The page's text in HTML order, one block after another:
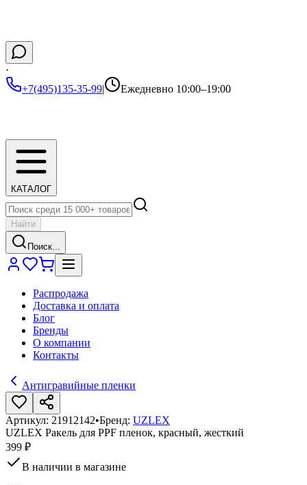
·
+7(495)135-35-99| Ежедневно 10:00–19:00
КАТАЛОГ
Найти
Поиск...
Распродажа
Доставка и оплата
Блог
Бренды
О компании
Контакты
Антигравийные пленки
Артикул: 21912142•Бренд: UZLEX
UZLEX Ракель для PPF пленок, красный, жесткий
399 ₽
В наличии в магазине